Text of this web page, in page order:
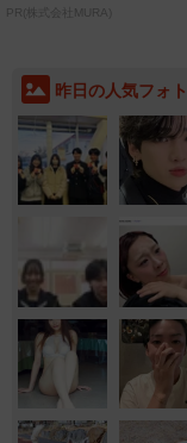
PR(株式会社MURA)
昨日の人気フォ